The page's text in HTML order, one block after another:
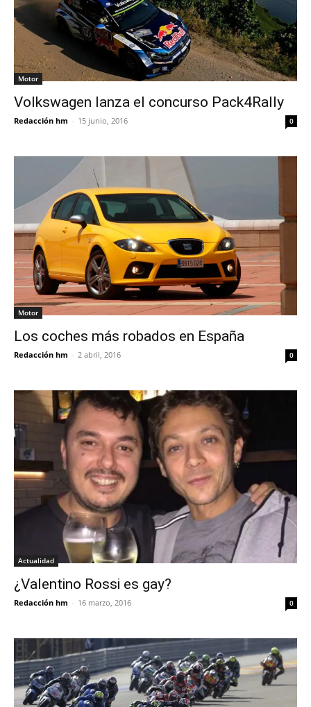
Motor
Volkswagen lanza el concurso Pack4Rally
Redacción hm - 15 junio, 2016 0
Motor
Los coches más robados en España
Redacción hm - 2 abril, 2016 0
Actualidad
¿Valentino Rossi es gay?
Redacción hm - 16 marzo, 2016 0